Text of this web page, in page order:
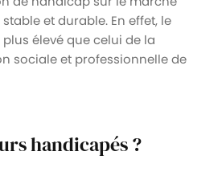
stable et durable. En effet, le
élevé que celui de la
sociale et professionnelle de
handicapés ?